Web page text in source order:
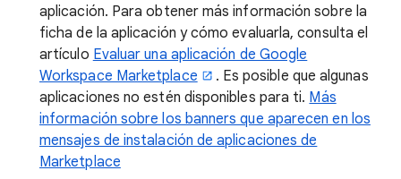
aplicación. Para obtener más información sobre la
ficha de la aplicación y cómo evaluarla, consulta el
artículo Evaluar una aplicación de Google
Workspace Marketplace
. Es posible que algunas
aplicaciones no estén disponibles para ti. Más
información sobre los banners que aparecen en los
mensajes de instalación de aplicaciones de
Marketplace